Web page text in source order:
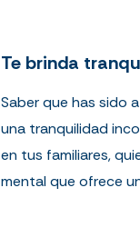
Te brinda
Saber que has sido
una tranquilidad
en tus familiares,
mental que ofrece